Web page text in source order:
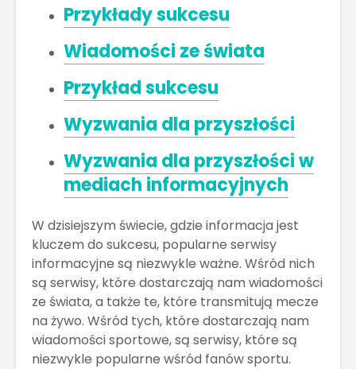
Przykłady sukcesu
Wiadomości ze świata
Przykład sukcesu
Wyzwania dla przyszłości
Wyzwania dla przyszłości w
mediach informacyjnych
W dzisiejszym świecie, gdzie informacja jest
kluczem do sukcesu, popularne serwisy
informacyjne są niezwykle ważne. Wśród nich
są serwisy, które dostarczają nam wiadomości
ze świata, a także te, które transmitują mecze
na żywo. Wśród tych, które dostarczają nam
wiadomości sportowe, są serwisy, które są
niezwykle popularne wśród fanów sportu.